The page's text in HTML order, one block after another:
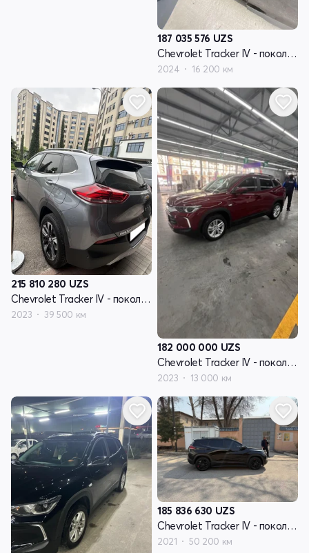
187 035 576 UZS
Chevrolet Tracker IV - поколение
2024 16 200 км
215 810 280 UZS
Chevrolet Tracker IV - поколение
2023 39 500 км
182 000 000 UZS
Chevrolet Tracker IV - поколение
2023 13 000 км
185 836 630 UZS
Chevrolet Tracker IV - поколение
2021 50 200 км